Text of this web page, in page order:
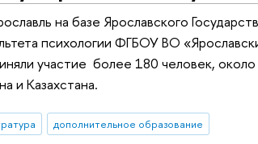
на базе Ярославского
психологии ФГБОУ ВО
участие более 180 человек,
и Казахстана.
дополнительное образование